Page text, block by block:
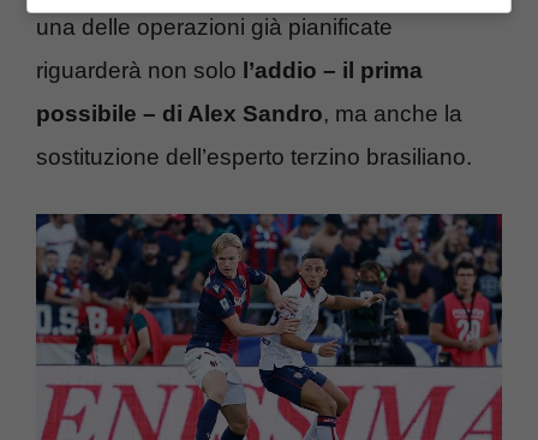
una delle operazioni già pianificate
riguarderà non solo l’addio – il prima
possibile – di Alex Sandro, ma anche la
sostituzione dell’esperto terzino brasiliano.